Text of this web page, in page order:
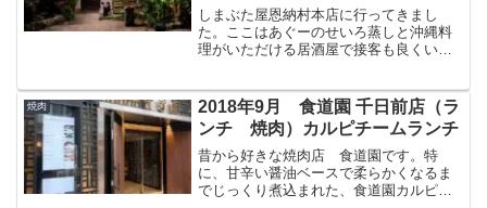
ろ蒸し
しまぶた屋恩納村本店に行ってきまし
た。ここはあぐーのせいろ蒸しと沖縄料
理がいただける居酒屋で接客も良くいい
はこのしまぶた屋の、場所・アクセス、
混雑、店内、メニュー、料理のをブログ
で紹介したいと思います。
焼肉
2018年9月 食道園 千日前店（ラ
ンチ 焼肉）カルピチームランチ
昔から好きな焼肉店 食道園です。特
に、甘辛い醤油ベースで柔らかくなるま
でじっくり煮込まれた、食道園カルピチ